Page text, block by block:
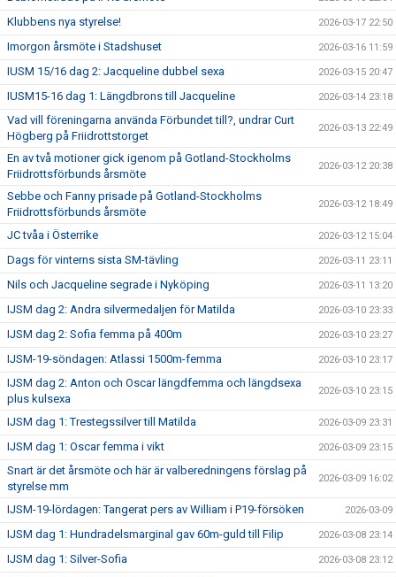
Klubbens nya styrelse! 2026-03-17 22:50
Imorgon årsmöte i Stadshuset 2026-03-16 11:59
IUSM 15/16 dag 2: Jacqueline dubbel sexa 2026-03-15 20:47
IUSM15-16 dag 1: Längdbrons till Jacqueline 2026-03-14 23:18
Vad vill föreningarna använda Förbundet till?, undrar Curt
Högberg på Friidrottstorget
2026-03-13 22:49
En av två motioner gick igenom på Gotland-Stockholms
Friidrottsförbunds årsmöte
2026-03-12 20:38
Sebbe och Fanny prisade på Gotland-Stockholms
Friidrottsförbunds årsmöte
2026-03-12 18:49
JC tvåa i Österrike 2026-03-12 15:04
Dags för vinterns sista SM-tävling 2026-03-11 23:11
Nils och Jacqueline segrade i Nyköping 2026-03-11 13:20
IJSM dag 2: Andra silvermedaljen för Matilda 2026-03-10 23:33
IJSM dag 2: Sofia femma på 400m 2026-03-10 23:27
IJSM-19-söndagen: Atlassi 1500m-femma 2026-03-10 23:17
IJSM dag 2: Anton och Oscar längdfemma och längdsexa
plus kulsexa
2026-03-10 23:15
IJSM dag 1: Trestegssilver till Matilda 2026-03-09 23:31
IJSM dag 1: Oscar femma i vikt 2026-03-09 23:15
Snart är det årsmöte och här är valberedningens förslag på
styrelse mm
2026-03-09 16:02
IJSM-19-lördagen: Tangerat pers av William i P19-försöken 2026-03-09
IJSM dag 1: Hundradelsmarginal gav 60m-guld till Filip 2026-03-08 23:14
IJSM dag 1: Silver-Sofia 2026-03-08 23:12